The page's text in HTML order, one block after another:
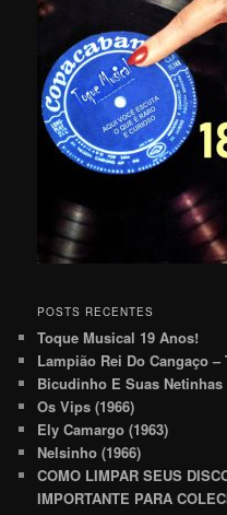
POSTS RECENTES
Toque Musical 19 Anos!
Lampião Rei Do Cangaço –
Bicudinho E Suas Netinhas
Os Vips (1966)
Ely Camargo (1963)
Nelsinho (1966)
COMO LIMPAR SEUS
IMPORTANTE PARA